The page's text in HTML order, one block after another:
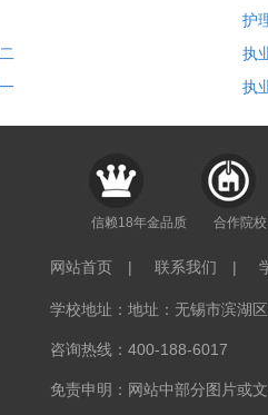
护
执
执
信赖18年金品质 合作院校
网站首页 | 联系我们 |
学校地址：地址：无锡市滨湖
咨询热线：400-188-6017
免责申明：网站中部分图片或